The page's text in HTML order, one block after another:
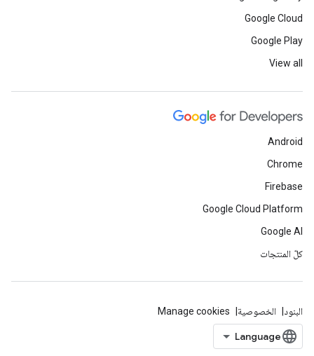
Google Cloud
Google Play
View all
Android
Chrome
Firebase
Google Cloud Platform
Google AI
كلّ المنتجات
البنود الخصوصية Manage cookies